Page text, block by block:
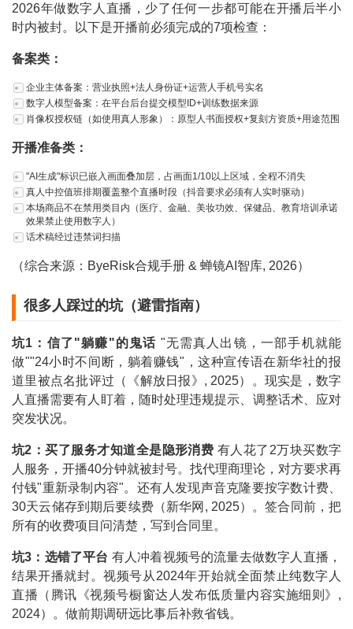
2026年做数字人直播，少了任何一步都可能在开播后半小
时内被封。以下是开播前必须完成的7项检查：
备案类：
企业主体备案：营业执照+法人身份证+运营人手机号实名
数字人模型备案：在平台后台提交模型ID+训练数据来源
肖像权授权链（如使用真人形象）：原型人书面授权+复刻方资质+用途范围
开播准备类：
"AI生成"标识已嵌入画面叠加层，占画面1/10以上区域，全程不消失
真人中控值班排期覆盖整个直播时段（抖音要求必须有人实时驱动）
本场商品不在禁用类目内（医疗、金融、美妆功效、保健品、教育培训承诺
效果禁止使用数字人）
话术稿经过违禁词扫描
（综合来源：ByeRisk合规手册 & 蝉镜AI智库, 2026）
很多人踩过的坑（避雷指南）
坑1：信了"躺赚"的鬼话 "无需真人出镜，一部手机就能
做""24小时不间断，躺着赚钱"，这种宣传语在新华社的报
道里被点名批评过（《解放日报》, 2025）。现实是，数字
人直播需要有人盯着，随时处理违规提示、调整话术、应对
突发状况。
坑2：买了服务才知道全是隐形消费 有人花了2万块买数字
人服务，开播40分钟就被封号。找代理商理论，对方要求再
付钱"重新录制内容"。还有人发现声音克隆要按字数计费、
30天云储存到期后要续费（新华网, 2025）。签合同前，把
所有的收费项目问清楚，写到合同里。
坑3：选错了平台 有人冲着视频号的流量去做数字人直播，
结果开播就封。视频号从2024年开始就全面禁止纯数字人
直播（腾讯《视频号橱窗达人发布低质量内容实施细则》,
2024）。做前期调研远比事后补救省钱。